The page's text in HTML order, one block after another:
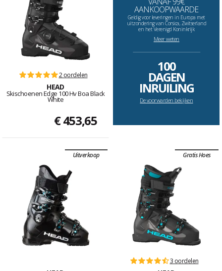
2 oordelen
HEAD
Skischoenen Edge 100 Hv Boa Black
White
€ 453,65
AANKOOPWAARDE
Geldig voor leveringen in Europa met
uitzondering van Corsica, Zwitserland
en het Verenigd Koninkrijk
Meer weten
--------------------------------------------------------------------
100
DAGEN
INRUILING
De voorwarden bekijken
Uitverkoop Gratis Hoes
3 oordelen